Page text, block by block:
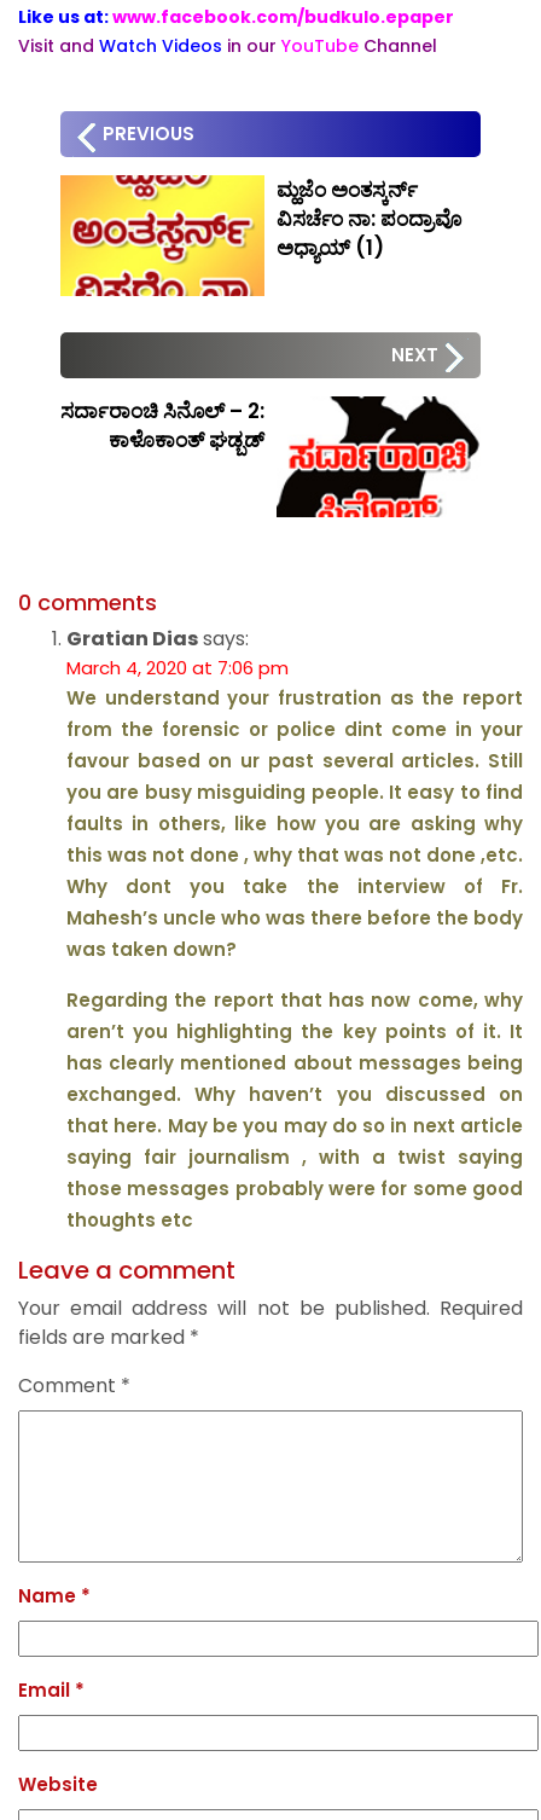
Like us at:www.facebook.com/budkulo.epaper
Visit and Watch Videos in our YouTube Channel
PREVIOUS
ಮ್ಹಜೆಂ ಅಂತಸ್ಕರ್ನ್
ವಿಸರ್ಚೆಂ ನಾ: ಪಂದ್ರಾವೊ
ಅಧ್ಯಾಯ್ (1)
NEXT
ಸರ್ದಾರಾಂಚಿ ಸಿನೊಲ್ – 2:
ಕಾಳೊಕಾಂತ್ ಘಡ್ಬಡ್
0 comments
Gratian Diassays:
March 4, 2020 at 7:06 pm
We understand your frustration as the report
from the forensic or police dint come in your
favour based on ur past several articles. Still
you are busy misguiding people. It easy to find
faults in others, like how you are asking why
this was not done , why that was not done ,etc.
Why dont you take the interview of Fr.
Mahesh’s uncle who was there before the body
was taken down?
Regarding the report that has now come, why
aren’t you highlighting the key points of it. It
has clearly mentioned about messages being
exchanged. Why haven’t you discussed on
that here. May be you may do so in next article
saying fair journalism , with a twist saying
those messages probably were for some good
thoughts etc
Leave a comment
Your email address will not be published. Required
fields are marked *
Comment *
Name *
Email *
Website